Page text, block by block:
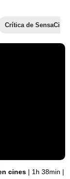
Crítica de SensaCine
cines | 1h 38min |